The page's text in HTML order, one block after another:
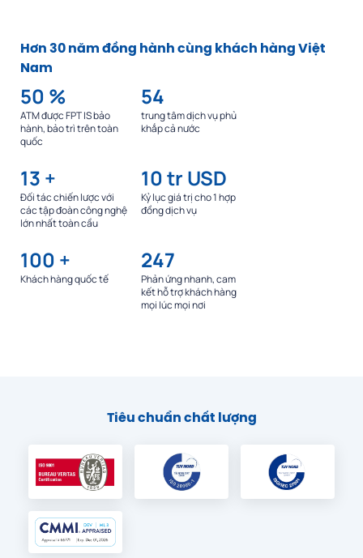
Hơn 30 năm đồng hành cùng khách hàng Việt
Nam
50 %
ATM được FPT IS bảo
hành, bảo trì trên toàn
quốc
54
trung tâm dịch vụ phủ
khắp cả nước
13 +
Đối tác chiến lược với
các tập đoàn công nghệ
lớn nhất toàn cầu
10tr USD
Kỷ lục giá trị cho 1 hợp
đồng dịch vụ
100 +
Khách hàng quốc tế
247
Phản ứng nhanh, cam
kết hỗ trợ khách hàng
mọi lúc mọi nơi
Tiêu chuẩn chất lượng